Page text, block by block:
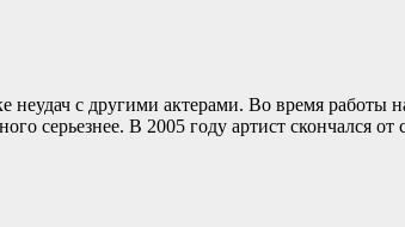
с другими актерами. Во время работы
серьезнее. В 2005 году артист скончался от